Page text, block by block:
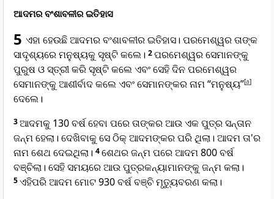
ଆଦମର ବଂଶାବଳୀର ଇତିହାସ
5 ଏହା ହେଉଛି ଆଦମର ବଂଶାବଳୀର ଇତିହାସ। ପରମେଶ୍ୱର ତାଙ୍କ
ସାଦୃଶ୍ୟରେ ମନୁଷ୍ୟକୁ ସୃଷ୍ଟି କଲେ। 2ପରମେଶ୍ୱର ସେମାନଙ୍କୁ
ପୁରୁଷ ଓ ସ୍ତ୍ରୀ କରି ସୃଷ୍ଟି କଲେ ଏବଂ ସେହି ଦିନ ପରମେଶ୍ୱର
ସେମାନଙ୍କୁ ଆଶୀର୍ବାଦ କଲେ ଏବଂ ସେମାନଙ୍କର ନାମ “ମନୁଷ୍ୟ”[a]
ଦେଲେ।
3ଆଦମକୁ 130 ବର୍ଷ ହେବା ପରେ ତାଙ୍କର ଆଉ ଏକ ପୁତ୍ର ସନ୍ତାନ
ଜନ୍ମ ହେଲା। ଦେଖିବାକୁ ସେ ଠିକ୍ ଆଦମଙ୍କର ପରି ଥିଲା। ଆଦମ ତା'ର
ନାମ ଶେଥ ଦେଇଥିଲା। 4ଶେଥର ଜନ୍ମ ପରେ ଆଦମ 800 ବର୍ଷ
ବଞ୍ଚିଲା। ସେହି ସମୟରେ ଆଉ ପୁତ୍ରକନ୍ୟାମାନଙ୍କୁ ଜନ୍ମ କଲା।
5ଏହିପରି ଆଦମ ମୋଟ 930 ବର୍ଷ ବଞ୍ଚି ମୃତ୍ୟୁବରଣ କଲା।